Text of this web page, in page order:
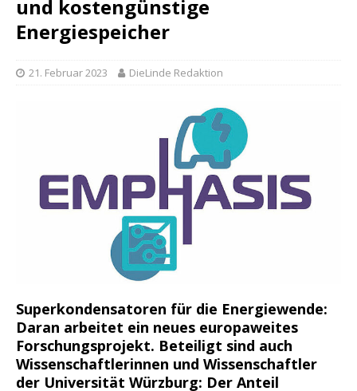
und kostengünstige
Energiespeicher
21. Februar 2023 DieLinde Redaktion
Superkondensatoren für die Energiewende:
Daran arbeitet ein neues europaweites
Forschungsprojekt. Beteiligt sind auch
Wissenschaftlerinnen und Wissenschaftler
der Universität Würzburg: Der Anteil